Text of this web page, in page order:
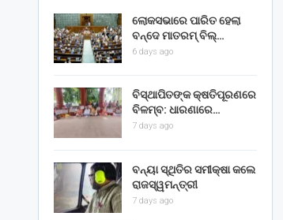
ଲୋକସଭାରେ ପାରିତ ହେଲା
ବନ୍ଦେ ମାତରମ୍‌ ବିଲ୍‌…
6 days ago
ବିସ୍ଥାପିତଙ୍କ କ୍ଷତିପୂରଣରେ
ବିଳମ୍ବ: ଧାରଣାରେ…
7 days ago
ବନ୍ୟା ସ୍ଥିତିର ସମୀକ୍ଷା କଲେ
ରାଜସ୍ୱମନ୍ତ୍ରୀ
7 days ago